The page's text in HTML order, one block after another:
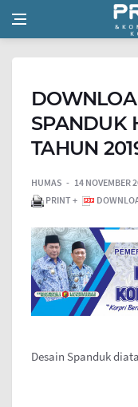
SPANDUK
TAHUN
HUMAS 14 NOVEMBER
PRINT +
Desain Spanduk